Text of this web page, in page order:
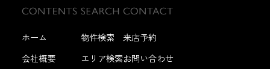
ホーム
会社概要
物件検索
エリア検索
来店予約
お問い合わせ